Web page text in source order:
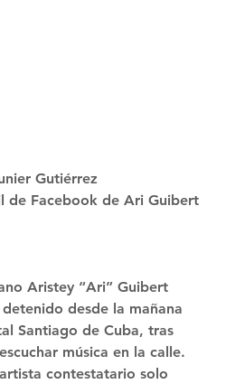
Gutiérrez
de Facebook de Ari Guibert
Aristey “Ari” Guibert
desde la mañana
Santiago de Cuba, tras
música en la calle.
contestatario solo